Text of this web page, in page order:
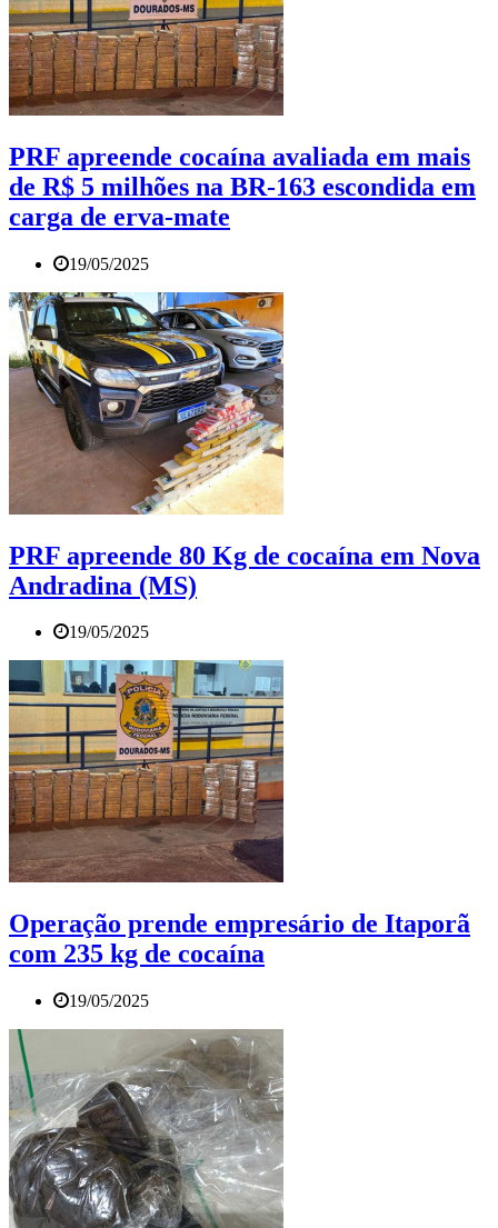
PRF apreende cocaína avaliada em mais
de R$ 5 milhões na BR-163 escondida em
carga de erva-mate
19/05/2025
PRF apreende 80 Kg de cocaína em Nova
Andradina (MS)
19/05/2025
Operação prende empresário de Itaporã
com 235 kg de cocaína
19/05/2025